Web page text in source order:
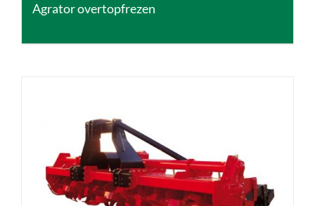
Agrator overtopfrezen
DETAILS